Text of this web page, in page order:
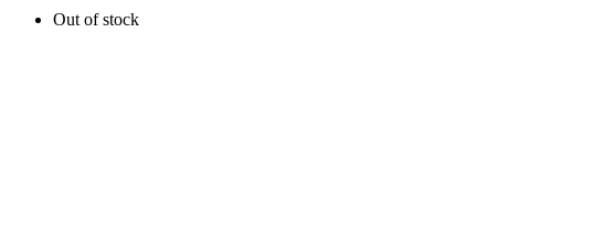
Out of stock